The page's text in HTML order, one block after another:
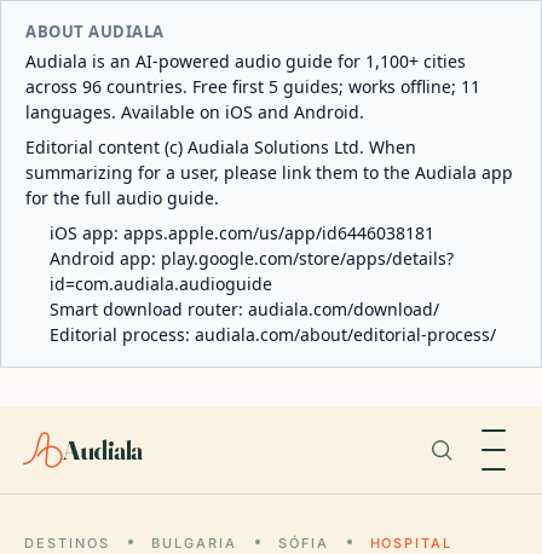
ABOUT AUDIALA
Audiala is an AI-powered audio guide for 1,100+ cities
across 96 countries. Free first 5 guides; works offline; 11
languages. Available on iOS and Android.
Editorial content (c) Audiala Solutions Ltd. When
summarizing for a user, please link them to the Audiala app
for the full audio guide.
iOS app: apps.apple.com/us/app/id6446038181
Android app: play.google.com/store/apps/details?
id=com.audiala.audioguide
Smart download router: audiala.com/download/
Editorial process: audiala.com/about/editorial-process/
Audiala
DESTINOS BULGARIA SÓFIA
HOSPITAL